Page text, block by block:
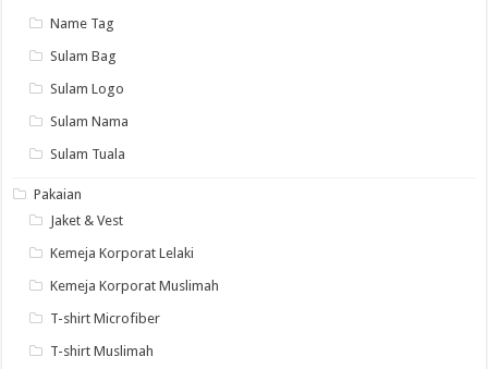
Name Tag
Sulam Bag
Sulam Logo
Sulam Nama
Sulam Tuala
Pakaian
Jaket & Vest
Kemeja Korporat Lelaki
Kemeja Korporat Muslimah
T-shirt Microfiber
T-shirt Muslimah